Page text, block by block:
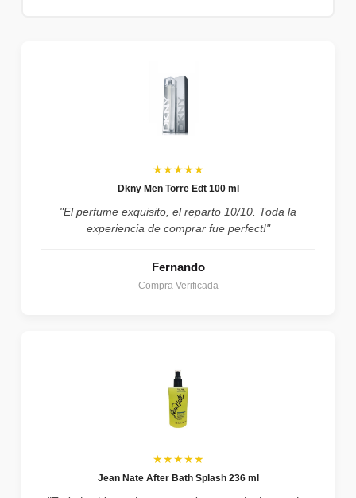
★★★★★
Dkny Men Torre Edt 100 ml
"El perfume exquisito, el reparto 10/10. Toda la
experiencia de comprar fue perfect!"
Fernando
Compra Verificada
★★★★★
Jean Nate After Bath Splash 236 ml